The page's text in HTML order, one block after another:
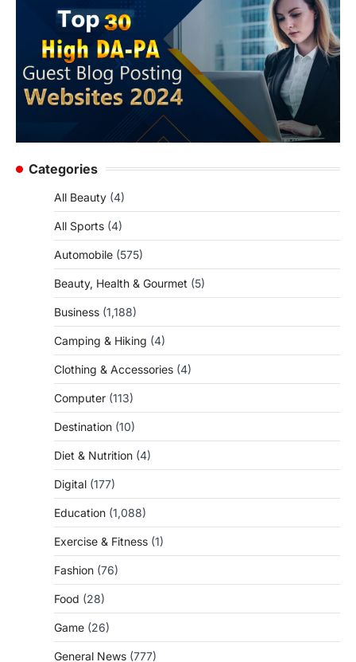
Categories
All Beauty (4)
All Sports (4)
Automobile (575)
Beauty, Health & Gourmet (5)
Business (1,188)
Camping & Hiking (4)
Clothing & Accessories (4)
Computer (113)
Destination (10)
Diet & Nutrition (4)
Digital (177)
Education (1,088)
Exercise & Fitness (1)
Fashion (76)
Food (28)
Game (26)
General News (777)